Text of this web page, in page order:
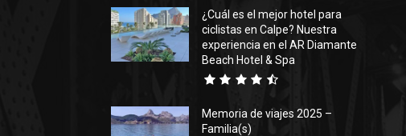
¿Cuál es el mejor hotel para
ciclistas en Calpe? Nuestra
experiencia en el AR Diamante
Beach Hotel & Spa
Memoria de viajes 2025 –
Familia(s)